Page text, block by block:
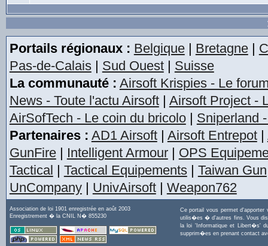
Portails régionaux : Belgique| Bretagne|
Pas-de-Calais| Sud Ouest| Suisse
La communauté : Airsoft Krispies - Le
News - Toute l'actu Airsoft| Airsoft Project -
AirSofTech - Le coin du bricolo| Sniperland
Partenaires : AD1 Airsoft| Airsoft Entrepot|
GunFire| Intelligent Armour| OPS
Tactical | Tactical Equipements| Taiwan Gun
UnCompany| UnivAirsoft| Weapon762
Association de loi 1901 enregistrée en août 2003
Enregistrement � la CNIL N� 855230
Ce portail vous permet
utilis�es � d'autres fins. Vous
la loi 'Informatique et Libert�s'
supprim�es en prenant contact